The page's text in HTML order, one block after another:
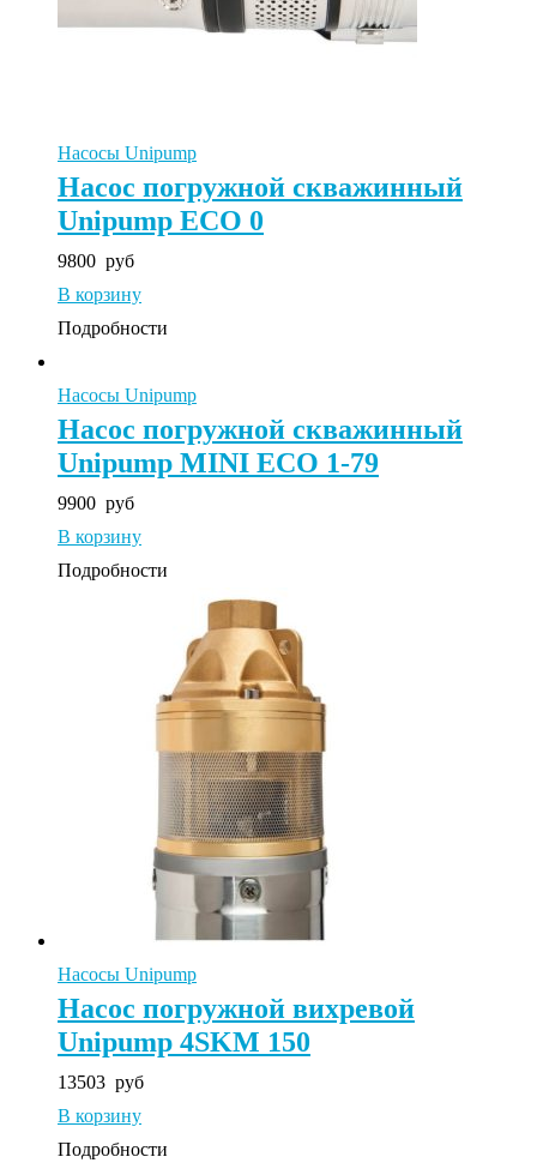
Насосы Unipump
Насос погружной скважинный
Unipump ECO 0
9800 руб
В корзину
Подробности
Насосы Unipump
Насос погружной скважинный
Unipump MINI ECO 1-79
9900 руб
В корзину
Подробности
Насосы Unipump
Насос погружной вихревой
Unipump 4SKM 150
13503 руб
В корзину
Подробности